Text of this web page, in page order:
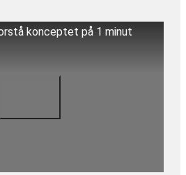
konceptet på 1 minut